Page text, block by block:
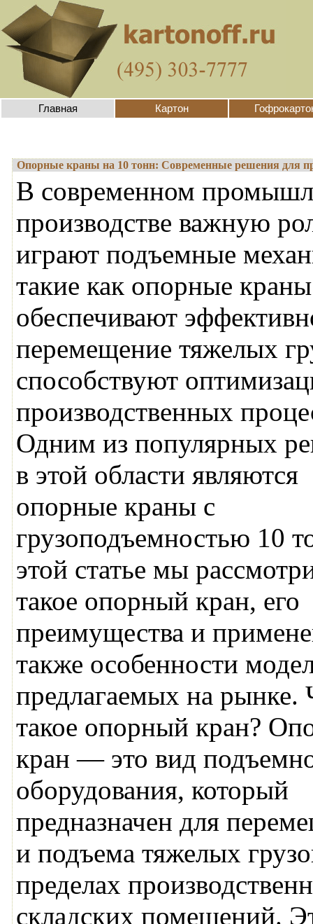
Главная Картон
Опорные краны на 10 тонн: Современные решения для
В современном
производстве важную
играют подъемные
такие как опорные
обеспечивают
перемещение тяжелых
способствуют
производственных
Одним из популярных
в этой области являются
опорные краны с
грузоподъемностью 10
этой статье мы
такое опорный кран, его
преимущества и
также особенности
предлагаемых на рынке.
такое опорный кран?
кран — это вид
оборудования, который
предназначен для
и подъема тяжелых
пределах
складских помещений.